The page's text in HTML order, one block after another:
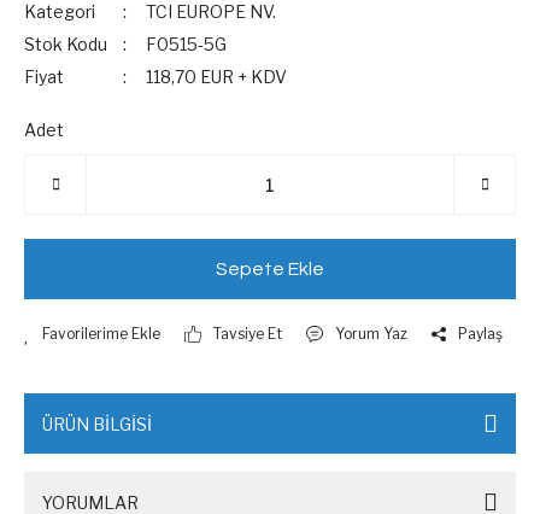
Kategori
TCI EUROPE NV.
Stok Kodu
F0515-5G
Fiyat
118,70 EUR + KDV
Adet
Sepete Ekle
Tavsiye Et Yorum Yaz Paylaş
ÜRÜN BİLGİSİ
YORUMLAR